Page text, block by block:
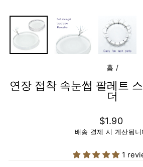
홈 /
연장 접착 속눈썹 팔레트
더
정
상
격
$1.90
배송 결제 시 계산됩니
1